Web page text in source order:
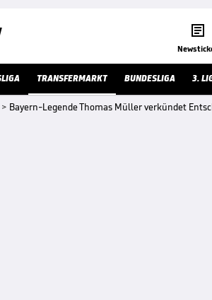

TRANSFERMARKT BUNDESLIGA 3.
> Bayern-Legende Thomas Müller verkündet